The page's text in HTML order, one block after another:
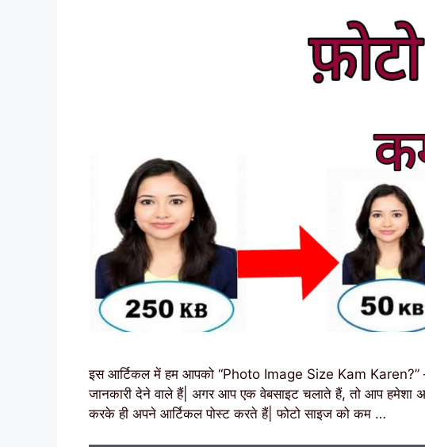
इस आर्टिकल में हम आपको “Photo Image Size Kam Karen?”
जानकारी देने वाले हैं| अगर आप एक वेबसाइट चलाते हैं, तो आप हमेशा
करके ही अपने आर्टिकल पोस्ट करते हैं| फोटो साइज को कम …